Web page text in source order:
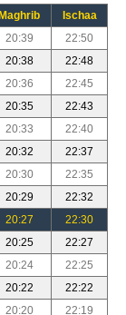
Ischaa
20:39
22:50
20:38
22:48
20:36
22:45
20:35
22:43
20:33
22:40
20:32
22:37
20:30
22:35
20:29
22:32
20:27
22:30
20:25
22:27
20:24
22:25
20:22
22:22
20:20 22:19